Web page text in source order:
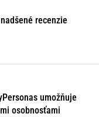
recenzie
umožňuje
osobnosťami